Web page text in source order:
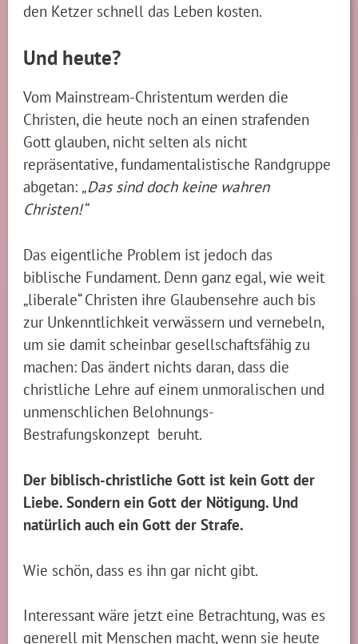
den Ketzer schnell das Leben kosten.
Und heute?
Vom Mainstream-Christentum werden die
Christen, die heute noch an einen strafenden
Gott glauben, nicht selten als nicht
repräsentative, fundamentalistische Randgruppe
abgetan: „Das sind doch keine wahren
Christen!“
Das eigentliche Problem ist jedoch das
biblische Fundament. Denn ganz egal, wie weit
„liberale“ Christen ihre Glaubensehre auch bis
zur Unkenntlichkeit verwässern und vernebeln,
um sie damit scheinbar gesellschaftsfähig zu
machen: Das ändert nichts daran, dass die
christliche Lehre auf einem unmoralischen und
unmenschlichen Belohnungs-
Bestrafungskonzept beruht.
Der biblisch-christliche Gott ist kein Gott der
Liebe. Sondern ein Gott der Nötigung. Und
natürlich auch ein Gott der Strafe.
Wie schön, dass es ihn gar nicht gibt.
Interessant wäre jetzt eine Betrachtung, was es
generell mit Menschen macht, wenn sie heute